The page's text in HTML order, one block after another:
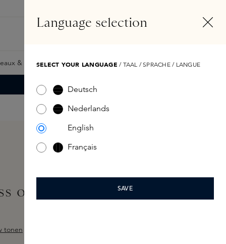
& Giftcards Samples Skins Exclusives Skins
on Demand: Story of
tonen
Language selection
SELECT YOUR LANGUAGE / TAAL / SPRACHE / LANGUE
Deutsch
Nederlands
English
Français
SAVE